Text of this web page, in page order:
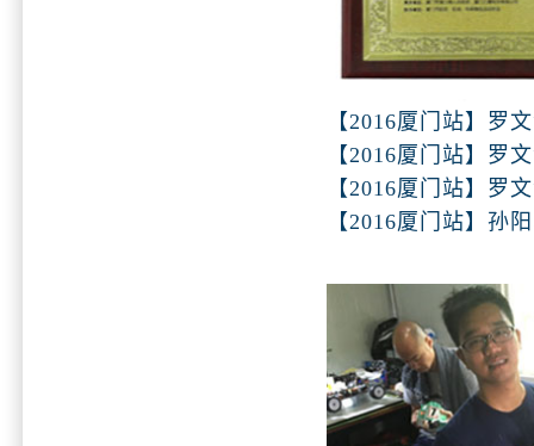
【2016厦门站】罗
【2016厦门站】罗
【2016厦门站】罗
【2016厦门站】孙